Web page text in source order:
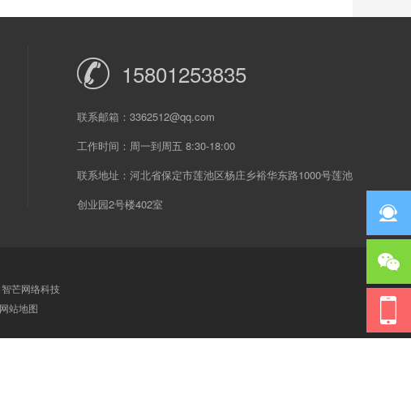
15801253835
联系邮箱：3362512@qq.com
工作时间：周一到周五 8:30-18:00
联系地址：河北省保定市莲池区杨庄乡裕华东路1000号莲池
创业园2号楼402室
智芒网络科技
网站地图